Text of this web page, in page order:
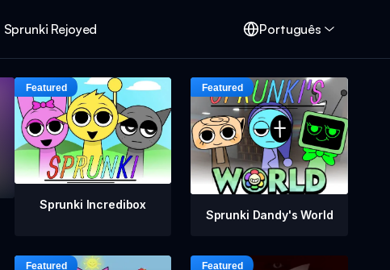
Sprunki Rejoyed Português
Sprunki Incredibox
Sprunki Dandy's World